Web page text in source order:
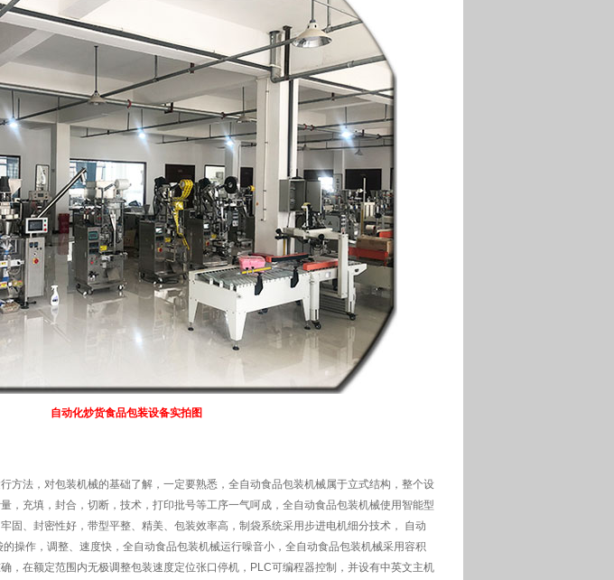
自动化炒货食品包装设备实拍图
法，对包装机械的基础了解，一定要熟悉，全自动食品包装机械属于立式结构，整个设
，充填，封合，切断，技术，打印批号等工序一气呵成，全自动食品包装机械使用智能型
固、封密性好，带型平整、精美、包装效率高，制袋系统采用步进电机细分技术， 自动
操作，调整、速度快，全自动食品包装机械运行噪音小，全自动食品包装机械采用容积
，在额定范围内无极调整包装速度定位张口停机，PLC可编程器控制，并设有中英文主机